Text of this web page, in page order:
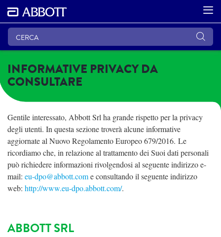
INFORMATIVE PRIVACY DA
CONSULTARE
Gentile interessato, Abbott Srl ha grande rispetto per la privacy
degli utenti. In questa sezione troverà alcune informative
aggiornate al Nuovo Regolamento Europeo 679/2016. Le
ricordiamo che, in relazione al trattamento dei Suoi dati personali
può richiedere informazioni rivolgendosi al seguente indirizzo e-
mail: eu-dpo@abbott.come consultando il seguente indirizzo
web: http://www.eu-dpo.abbott.com/.
ABBOTT SRL